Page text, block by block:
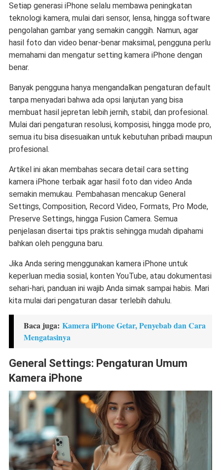
Setiap generasi iPhone selalu membawa peningkatan
teknologi kamera, mulai dari sensor, lensa, hingga software
pengolahan gambar yang semakin canggih. Namun, agar
hasil foto dan video benar-benar maksimal, pengguna perlu
memahami dan mengatur setting kamera iPhone dengan
benar.
Banyak pengguna hanya mengandalkan pengaturan default
tanpa menyadari bahwa ada opsi lanjutan yang bisa
membuat hasil jepretan lebih jernih, stabil, dan profesional.
Mulai dari pengaturan resolusi, komposisi, hingga mode pro,
semua itu bisa disesuaikan untuk kebutuhan pribadi maupun
profesional.
Artikel ini akan membahas secara detail cara setting
kamera iPhone terbaik agar hasil foto dan video Anda
semakin memukau. Pembahasan mencakup General
Settings, Composition, Record Video, Formats, Pro Mode,
Preserve Settings, hingga Fusion Camera. Semua
penjelasan disertai tips praktis sehingga mudah dipahami
bahkan oleh pengguna baru.
Jika Anda sering menggunakan kamera iPhone untuk
keperluan media sosial, konten YouTube, atau dokumentasi
sehari-hari, panduan ini wajib Anda simak sampai habis. Mari
kita mulai dari pengaturan dasar terlebih dahulu.
Baca juga: Kamera iPhone Getar, Penyebab dan Cara
Mengatasinya
General Settings: Pengaturan Umum
Kamera iPhone